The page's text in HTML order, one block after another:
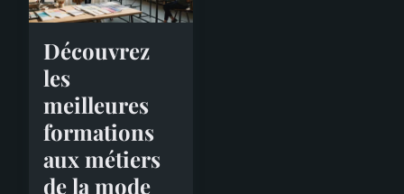
Découvrez
les
meilleures
formations
aux métiers
de la mode